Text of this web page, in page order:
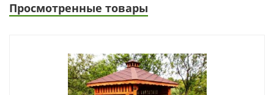
Просмотренные товары